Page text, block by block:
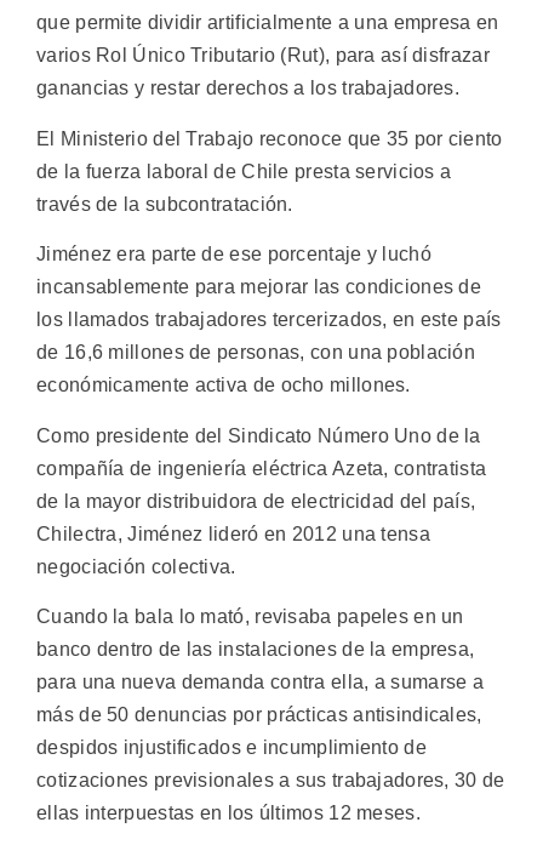
que permite dividir artificialmente a una empresa en
varios Rol Único Tributario (Rut), para así disfrazar
ganancias y restar derechos a los trabajadores.
El Ministerio del Trabajo reconoce que 35 por ciento
de la fuerza laboral de Chile presta servicios a
través de la subcontratación.
Jiménez era parte de ese porcentaje y luchó
incansablemente para mejorar las condiciones de
los llamados trabajadores tercerizados, en este país
de 16,6 millones de personas, con una población
económicamente activa de ocho millones.
Como presidente del Sindicato Número Uno de la
compañía de ingeniería eléctrica Azeta, contratista
de la mayor distribuidora de electricidad del país,
Chilectra, Jiménez lideró en 2012 una tensa
negociación colectiva.
Cuando la bala lo mató, revisaba papeles en un
banco dentro de las instalaciones de la empresa,
para una nueva demanda contra ella, a sumarse a
más de 50 denuncias por prácticas antisindicales,
despidos injustificados e incumplimiento de
cotizaciones previsionales a sus trabajadores, 30 de
ellas interpuestas en los últimos 12 meses.